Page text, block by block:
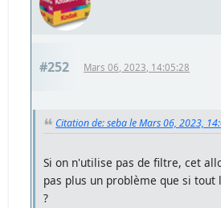
#252 Mars 06, 2023, 14:05:28
Citation de: seba le Mars 06, 2023,
Si on n'utilise pas de filtre, cet
pas plus un problème que si
?